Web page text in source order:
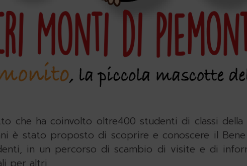
che ha coinvolto oltre400 studenti di classi
è stato proposto di scoprire e conoscere il
in un percorso di scambio di visite e di